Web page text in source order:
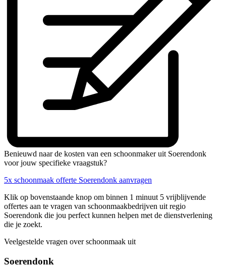
Benieuwd naar de kosten van een schoonmaker uit Soerendonk
voor jouw specifieke vraagstuk?
5x schoonmaak offerte Soerendonk aanvragen
Klik op bovenstaande knop om binnen 1 minuut 5 vrijblijvende
offertes aan te vragen van schoonmaakbedrijven uit regio
Soerendonk die jou perfect kunnen helpen met de dienstverlening
die je zoekt.
Veelgestelde vragen over schoonmaak uit
Soerendonk